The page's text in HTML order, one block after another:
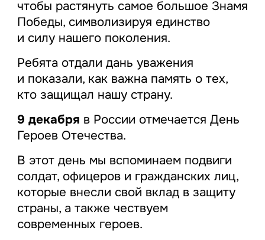
чтобы растянуть самое большое Знамя
Победы, символизируя единство
и силу нашего поколения.
Ребята отдали дань уважения
и показали, как важна память о тех,
кто защищал нашу страну.
9 декабря в России отмечается День
Героев Отечества.
В этот день мы вспоминаем подвиги
солдат, офицеров и гражданских лиц,
которые внесли свой вклад в защиту
страны, а также чествуем
современных героев.